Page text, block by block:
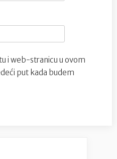
i web-stranicu u ovom
put kada budem